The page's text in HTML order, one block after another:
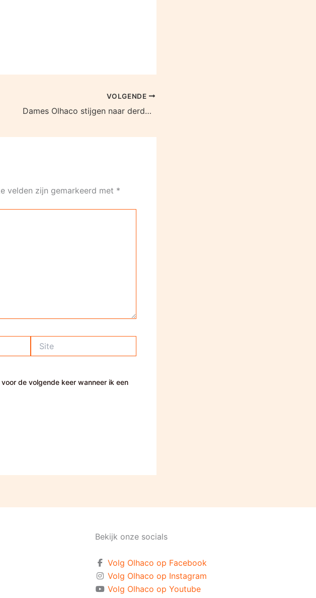
VOLGENDE
Dames Olhaco stijgen naar derde plaats
velden zijn gemarkeerd met *
de volgende keer wanneer ik een
Bekijk onze socials
Volg Olhaco op Facebook
Volg Olhaco op Instagram
Volg Olhaco op Youtube